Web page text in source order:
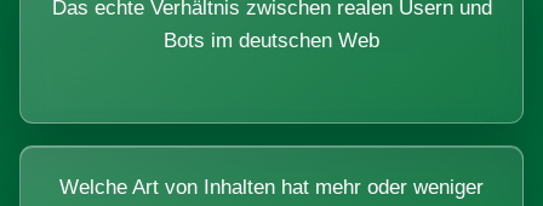
Das echte Verhältnis zwischen realen Usern und
Bots im deutschen Web
Welche Art von Inhalten hat mehr oder weniger